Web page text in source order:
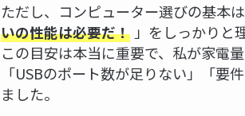
ただし、コンピューター選びの基本
いの性能は必要だ！ 」をしっかりと
この目安は本当に重要で、私が家電
「USBのポート数が足りない」「要
ました。